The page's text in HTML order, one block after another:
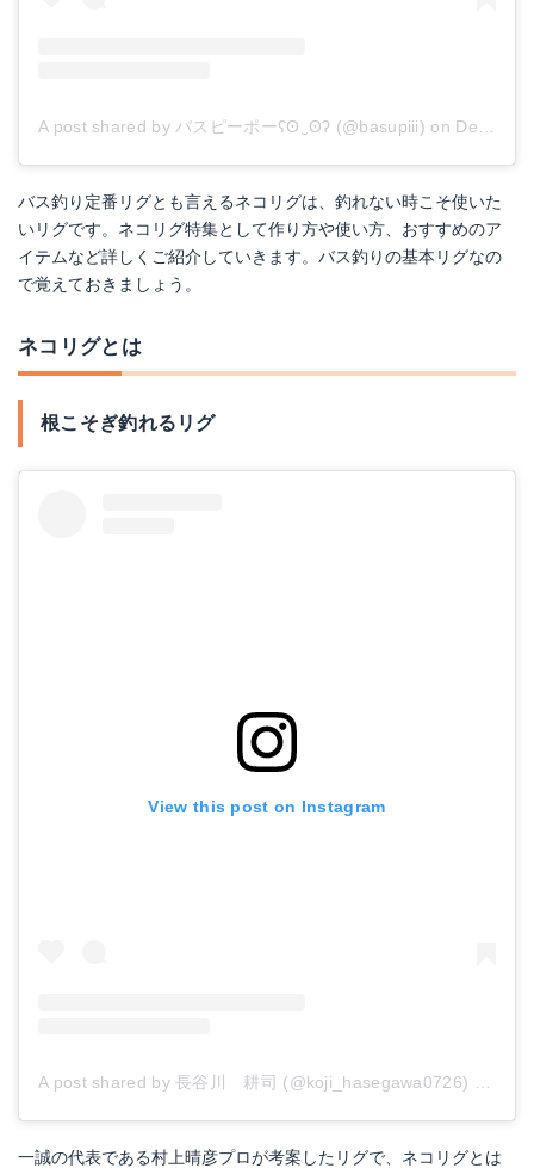
A post shared by バスピーポーʕʘ‿ʘʔ (@basupiii) on Dec 26, 2017 at 12:35am PST
バス釣り定番リグとも言えるネコリグは、釣れない時こそ使いた
いリグです。ネコリグ特集として作り方や使い方、おすすめのア
イテムなど詳しくご紹介していきます。バス釣りの基本リグなの
で覚えておきましょう。
ネコリグとは
根こそぎ釣れるリグ
View this post on Instagram
A post shared by 長谷川 耕司 (@koji_hasegawa0726)
一誠の代表である村上晴彦プロが考案したリグで、ネコリグとは